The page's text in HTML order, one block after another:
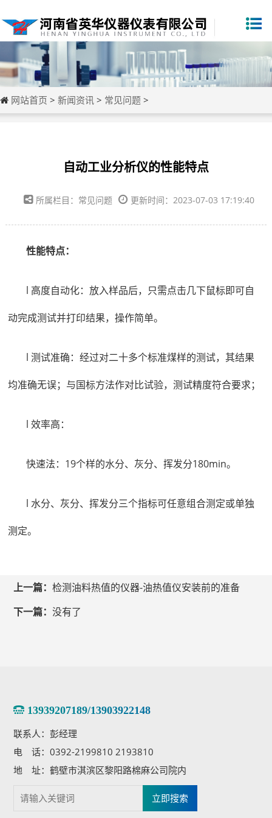
网站首页 > 新闻资讯 > 常见问题 >
自动工业分析仪的性能特点
所属栏目：常见问题 更新时间：2023-07-03 17:19:40
性能特点：
l 高度自动化：放入样品后，只需点击几下鼠标即可自
动完成测试并打印结果，操作简单。
l 测试准确：经过对二十多个标准煤样的测试，其结果
均准确无误；与国标方法作对比试验，测试精度符合要求；
l 效率高：
快速法：19个样的水分、灰分、挥发分180min。
l 水分、灰分、挥发分三个指标可任意组合测定或单独
测定。
上一篇：检测油料热值的仪器-油热值仪安装前的准备
下一篇：没有了
13939207189/13903922148
联系人：彭经理
电 话：0392-2199810 2193810
地 址：鹤壁市淇滨区黎阳路棉麻公司院内
立即搜索